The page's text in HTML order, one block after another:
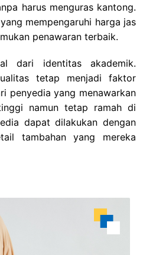
harus menguras kantong.
mempengaruhi harga jas
penawaran terbaik.
dari identitas akademik.
tetap menjadi faktor
penyedia yang menawarkan
namun tetap ramah di
dapat dilakukan dengan
tambahan yang mereka